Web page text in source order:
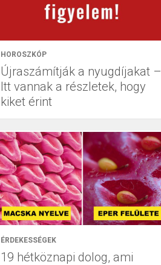
HOROSZKÓP
Újraszámítják a nyugdíjakat –
Itt vannak a részletek, hogy
kiket érint
ÉRDEKESSÉGEK
19 hétköznapi dolog, ami